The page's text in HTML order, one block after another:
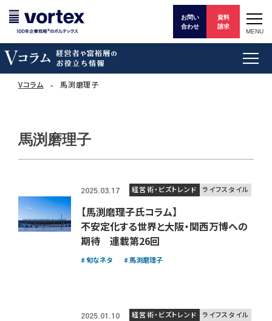
お問い
合わせ
資料
請求
MENU
Vコラム 馬渕磨理子
馬渕磨理子
2025.03.17 経営術・ビズトレンド ライフスタイル
【馬渕磨理子氏コラム】
不安定化する世界と大阪・関西万博への
期待 連載第26回
旬なネタ 馬渕磨理子
2025.01.10 経営術・ビズトレンド ライフスタイル